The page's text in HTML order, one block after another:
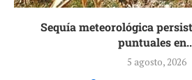
Sequía meteorológica
puntuales
5 agosto, 2026